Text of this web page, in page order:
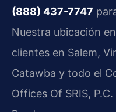
(888) 437-7747
Nuestra ubicación
clientes en Salem,
Catawba y todo el
Offices Of SRIS,